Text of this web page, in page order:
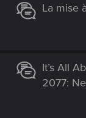
La mise
It’s All
2077: